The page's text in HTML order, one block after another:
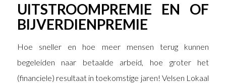
UITSTROOMPREMIE EN OF
BIJVERDIENPREMIE
Hoe sneller en hoe meer mensen terug kunnen
begeleiden naar betaalde arbeid, hoe groter het
(financiele) resultaat in toekomstige jaren! Velsen Lokaal